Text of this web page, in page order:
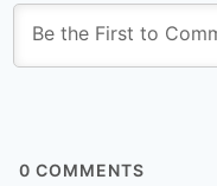
0 COMMENTS